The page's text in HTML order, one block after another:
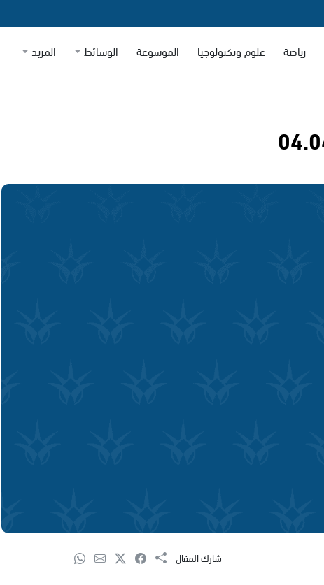
رياضة علوم وتكنولوجيا الموسوعة الوسائط المزيد
شارك المقال